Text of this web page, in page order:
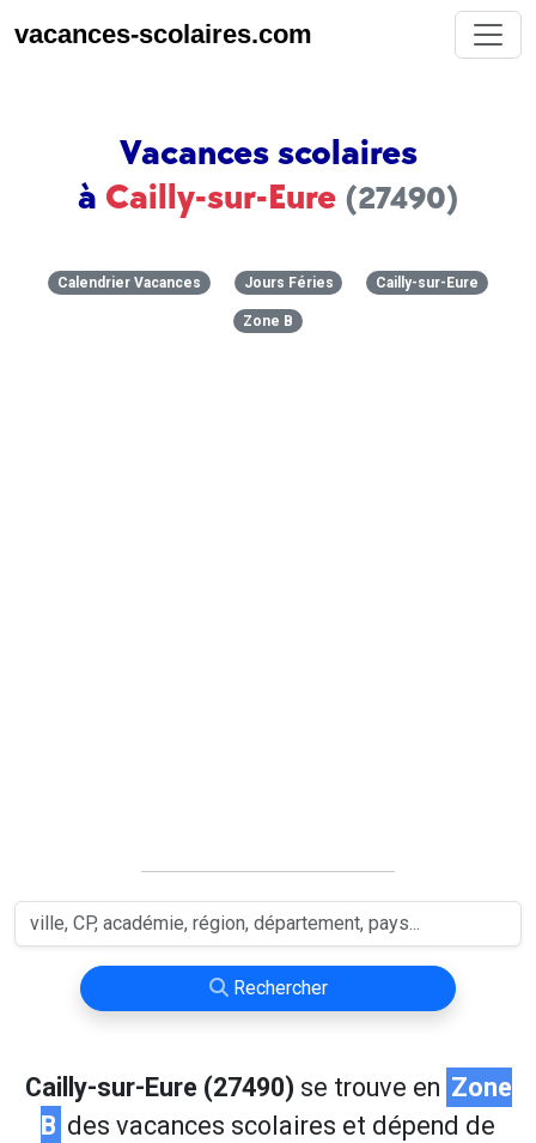
vacances-scolaires.com
Vacances scolaires
à Cailly-sur-Eure (27490)
Calendrier Vacances Jours Féries Cailly-sur-Eure
Zone B
Rechercher
Cailly-sur-Eure (27490) se trouve en Zone
B des vacances scolaires et dépend de